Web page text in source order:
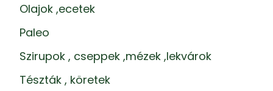
Olajok ,ecetek
Paleo
Szirupok , cseppek ,mézek ,lekvárok
Tészták , köretek